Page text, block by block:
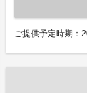
ご提供予定時期：